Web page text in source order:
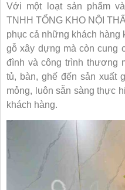
Với một loạt sản phẩm
TNHH TỔNG KHO NỘI
phục cả những khách hàng
gỗ xây dựng mà còn cung
đình và công trình thương
tủ, bàn, ghế đến sản xuất
mỏng, luôn sẵn sàng thực
khách hàng.